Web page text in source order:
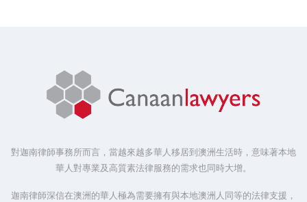
對迦南律師事務所而言，當越來越多華人移居到澳洲生活時，意味著本地
華人對專業及高質素法律服務的需求也同時大增。
迦南律師深信在澳洲的華人極為需要擁有與本地澳洲人同等的法律支援，